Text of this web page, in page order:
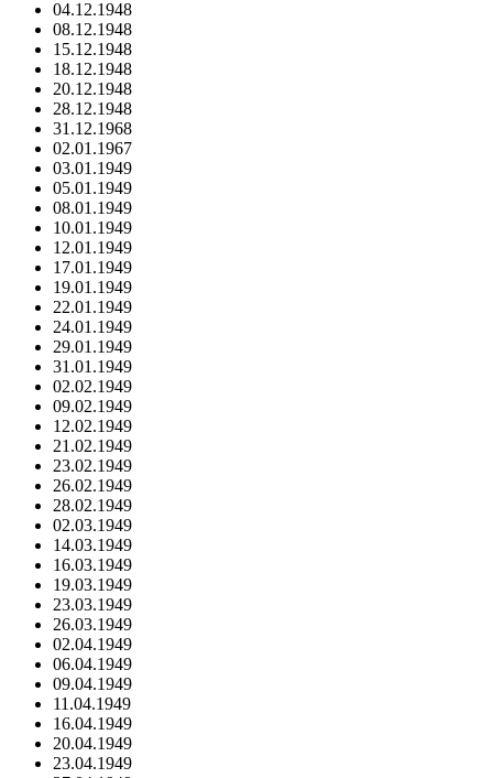
04.12.1948
08.12.1948
15.12.1948
18.12.1948
20.12.1948
28.12.1948
31.12.1968
02.01.1967
03.01.1949
05.01.1949
08.01.1949
10.01.1949
12.01.1949
17.01.1949
19.01.1949
22.01.1949
24.01.1949
29.01.1949
31.01.1949
02.02.1949
09.02.1949
12.02.1949
21.02.1949
23.02.1949
26.02.1949
28.02.1949
02.03.1949
14.03.1949
16.03.1949
19.03.1949
23.03.1949
26.03.1949
02.04.1949
06.04.1949
09.04.1949
11.04.1949
16.04.1949
20.04.1949
23.04.1949